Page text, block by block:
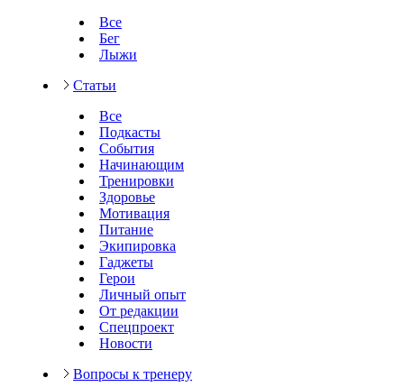
Все
Бег
Лыжи
Статьи
Все
Подкасты
События
Начинающим
Тренировки
Здоровье
Мотивация
Питание
Экипировка
Гаджеты
Герои
Личный опыт
От редакции
Спецпроект
Новости
Вопросы к тренеру